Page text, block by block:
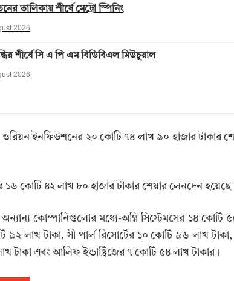
তালিকায় শীর্ষে মেট্রো স্পিনিং
2026
শীর্ষে সি এ পি এম বিডিবিএল মিউচুয়াল
2026
ওরিয়ন ইনফিউশনের ২০ কোটি ৭৪ লাখ ৯০ হাজার
১৬ কোটি ৪২ লাখ ৮০ হাজার টাকার শেয়ার লেনদেন
কোম্পানিগুলোর মধ্যে-অগ্নি সিস্টেমসের ১৪ কোটি
৯২ লাখ টাকা, সী পার্ল রিসোর্টের ১০ কোটি ৯৬ লাখ
এবং আলিফ ইন্ডাষ্ট্রিজের ৭ কোটি ৫৪ লাখ টাকার।